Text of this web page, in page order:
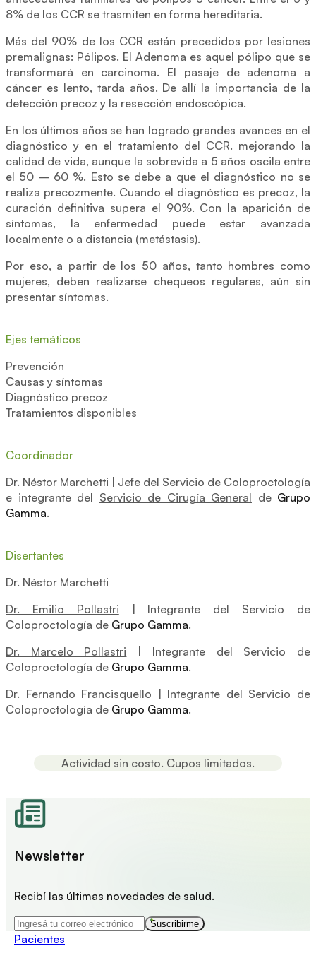
8% de los CCR se trasmiten en forma hereditaria.
Más del 90% de los CCR están precedidos por lesiones
premalignas: Pólipos. El Adenoma es aquel pólipo que se
transformará en carcinoma. El pasaje de adenoma a
cáncer es lento, tarda años. De allí la importancia de la
detección precoz y la resección endoscópica.
En los últimos años se han logrado grandes avances en el
diagnóstico y en el tratamiento del CCR. mejorando la
calidad de vida, aunque la sobrevida a 5 años oscila entre
el 50 – 60 %. Esto se debe a que el diagnóstico no se
realiza precozmente. Cuando el diagnóstico es precoz, la
curación definitiva supera el 90%. Con la aparición de
síntomas, la enfermedad puede estar avanzada
localmente o a distancia (metástasis).
Por eso, a partir de los 50 años, tanto hombres como
mujeres, deben realizarse chequeos regulares, aún sin
presentar síntomas.
Ejes temáticos
Prevención
Causas y síntomas
Diagnóstico precoz
Tratamientos disponibles
Coordinador
Dr. Néstor Marchetti | Jefe del Servicio de Coloproctología
e integrante del Servicio de Cirugía General de Grupo
Gamma.
Disertantes
Dr. Néstor Marchetti
Dr. Emilio Pollastri | Integrante del Servicio de
Coloproctología de Grupo Gamma.
Dr. Marcelo Pollastri | Integrante del Servicio de
Coloproctología de Grupo Gamma.
Dr. Fernando Francisquello | Integrante del Servicio de
Coloproctología de Grupo Gamma.
Actividad sin costo. Cupos limitados.
Newsletter
Recibí las últimas novedades de salud.
Suscribirme
Pacientes